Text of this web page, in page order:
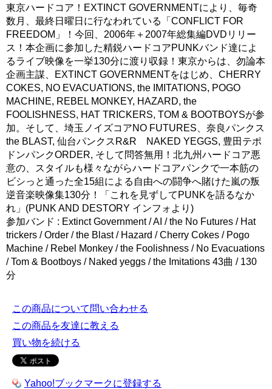
東京ハードコア！EXTINCT GOVERNMENTにより、毎奇
数月、最終日曜日に行なわれている「CONFLICT FOR
FREEDOM」！今回、2006年＋2007年総集編DVDリリー
ス！本企画に参加した精鋭ハードコアPUNKバンド達によ
るライブ映像を一挙130分に渡り収録！東京からは、勿論本
企画主謀、EXTINCT GOVERNMENTをはじめ、CHERRY
COKES, NO EVACUATIONS, the IMITATIONS, POGO
MACHINE, REBEL MONKEY, HAZARD, the
FOOLISHNESS, HAT TRICKERS, TOM & BOOTBOYSが参
加。そして、埼玉ノイズコアNO FUTURES、奈良パンクス
the BLAST, 仙台パンクスR&R NAKED YEGGS, 豊田テポ
ドンパンクORDER, そして問答無用！北九州ハードコア悪
意の、スタイルも様々ながらハードコアパンクで一本筋の
ビシっと通った全15組による自由への闘争へ賭けた嵐の叛
逆音楽映像集130分！「これを見ずしてPUNKを語るなか
れ」(PUNK AND DESTORY インフォより)
参加バンド : Extinct Government / AI / the No Futures / Hat
trickers / Order / the Blast / Hazard / Cherry Cokes / Pogo
Machine / Rebel Monkey / the Foolishness / No Evacuations
/ Tom & Bootboys / Naked yeggs / the Imitations 43曲 / 130
分
この商品について問い合わせる
この商品を友達に教える
買い物を続ける
Yahoo!ブックマークに登録する